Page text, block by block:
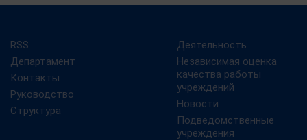
RSS
Департамент
Контакты
Руководство
Структура
Деятельность
Независимая оценка
качества работы
учреждений
Новости
Подведомственные
учреждения